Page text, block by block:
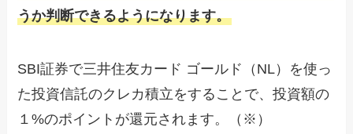
うか判断できるようになります。
SBI証券で三井住友カード ゴールド（NL）を使っ
た投資信託のクレカ積立をすることで、投資額の
１%のポイントが還元されます。（※）